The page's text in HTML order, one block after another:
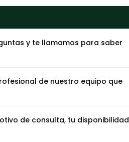
y te llamamos para saber
de nuestro equipo que
de consulta, tu disponibilidad